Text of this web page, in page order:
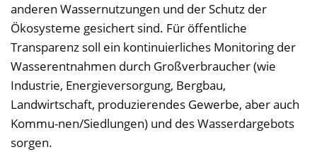
anderen Wassernutzungen und der Schutz der
Ökosysteme gesichert sind. Für öffentliche
Transparenz soll ein kontinuierliches Monitoring der
Wasserentnahmen durch Großverbraucher (wie
Industrie, Energieversorgung, Bergbau,
Landwirtschaft, produzierendes Gewerbe, aber auch
Kommu-nen/Siedlungen) und des Wasserdargebots
sorgen.